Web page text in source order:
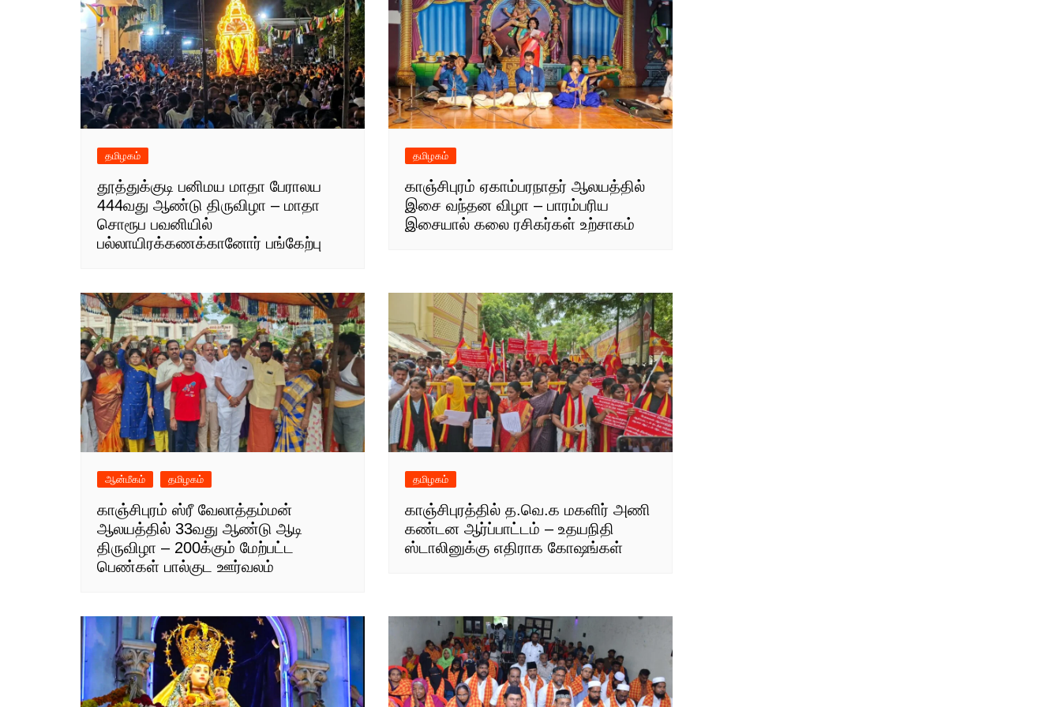
தமிழகம்
தூத்துக்குடி பனிமய மாதா பேராலய
444வது ஆண்டு திருவிழா – மாதா
சொரூப பவனியில்
பல்லாயிரக்கணக்கானோர் பங்கேற்பு
தமிழகம்
காஞ்சிபுரம் ஏகாம்பரநாதர் ஆலயத்தில்
இசை வந்தன விழா – பாரம்பரிய
இசையால் கலை ரசிகர்கள் உற்சாகம்
ஆன்மீகம் தமிழகம்
காஞ்சிபுரம் ஸ்ரீ வேலாத்தம்மன்
ஆலயத்தில் 33வது ஆண்டு ஆடி
திருவிழா – 200க்கும் மேற்பட்ட
பெண்கள் பால்குட ஊர்வலம்
தமிழகம்
காஞ்சிபுரத்தில் த.வெ.க மகளிர் அணி
கண்டன ஆர்ப்பாட்டம் – உதயநிதி
ஸ்டாலினுக்கு எதிராக கோஷங்கள்